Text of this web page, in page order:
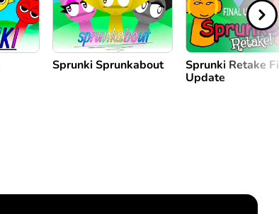
Sprunki Sprunkabout
Sprunki Retake
Update